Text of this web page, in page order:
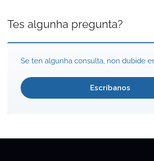
Tes algunha pregunta?
Se ten algunha consulta, non dubide
Escríbanos